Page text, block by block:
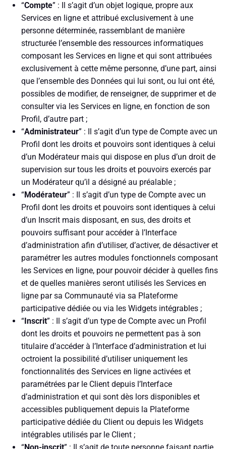
“Compte” : Il s’agit d’un objet logique, propre aux
Services en ligne et attribué exclusivement à une
personne déterminée, rassemblant de manière
structurée l’ensemble des ressources informatiques
composant les Services en ligne et qui sont attribuées
exclusivement à cette même personne, d’une part, ainsi
que l’ensemble des Données qui lui sont, ou lui ont été,
possibles de modifier, de renseigner, de supprimer et de
consulter via les Services en ligne, en fonction de son
Profil, d’autre part ;
“Administrateur” : Il s’agit d’un type de Compte avec un
Profil dont les droits et pouvoirs sont identiques à celui
d’un Modérateur mais qui dispose en plus d’un droit de
supervision sur tous les droits et pouvoirs exercés par
un Modérateur qu’il a désigné au préalable ;
“Modérateur” : Il s’agit d’un type de Compte avec un
Profil dont les droits et pouvoirs sont identiques à celui
d’un Inscrit mais disposant, en sus, des droits et
pouvoirs suffisant pour accéder à l’Interface
d’administration afin d’utiliser, d’activer, de désactiver et
paramétrer les autres modules fonctionnels composant
les Services en ligne, pour pouvoir décider à quelles fins
et de quelles manières seront utilisés les Services en
ligne par sa Communauté via sa Plateforme
participative dédiée ou via les Widgets intégrables ;
“ Inscrit” : Il s’agit d’un type de Compte avec un Profil
dont les droits et pouvoirs ne permettent pas à son
titulaire d’accéder à l’Interface d’administration et lui
octroient la possibilité d’utiliser uniquement les
fonctionnalités des Services en ligne activées et
paramétrées par le Client depuis l’Interface
d’administration et qui sont dès lors disponibles et
accessibles publiquement depuis la Plateforme
participative dédiée du Client ou depuis les Widgets
intégrables utilisés par le Client ;